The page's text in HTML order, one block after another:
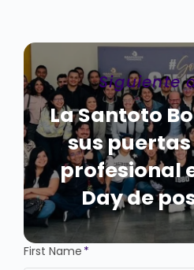
Siguiente
La Santoto
sus
profesional
Day de
First Name *